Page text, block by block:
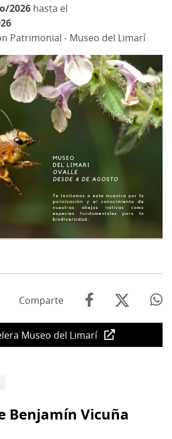
2026 hasta el
Patrimonial - Museo del Limarí
Comparte
Museo del Limarí
Benjamín Vicuña